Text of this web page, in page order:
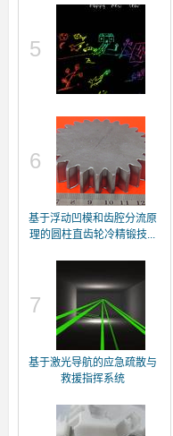
5
6
基于浮动凹模和齿腔分流原
理的圆柱直齿轮冷精锻技...
7
基于激光导航的应急疏散与
救援指挥系统